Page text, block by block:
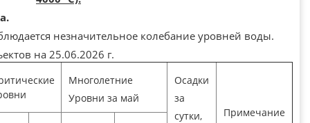
незначительное колебание уровней воды.
на 25.06.2026 г.
Многолетние
Уровни за май
Осадки
за
сутки,
Примечание